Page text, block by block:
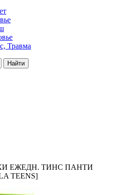
Травма
Найти
ЕЖЕДН. ТИНС ПАНТИ
TEENS]